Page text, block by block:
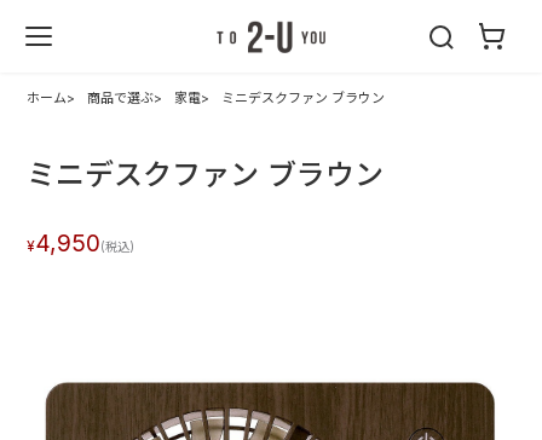
ホーム 商品で選ぶ 家電 ミニデスクファン ブラウン
ミニデスクファン ブラウン
4,950